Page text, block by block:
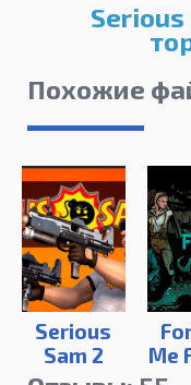
Serious
Похожие
Serious
Sam 2
Me